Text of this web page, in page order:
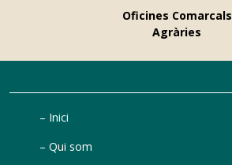
Oficines Comarcals
Agràries
Inici
Qui som